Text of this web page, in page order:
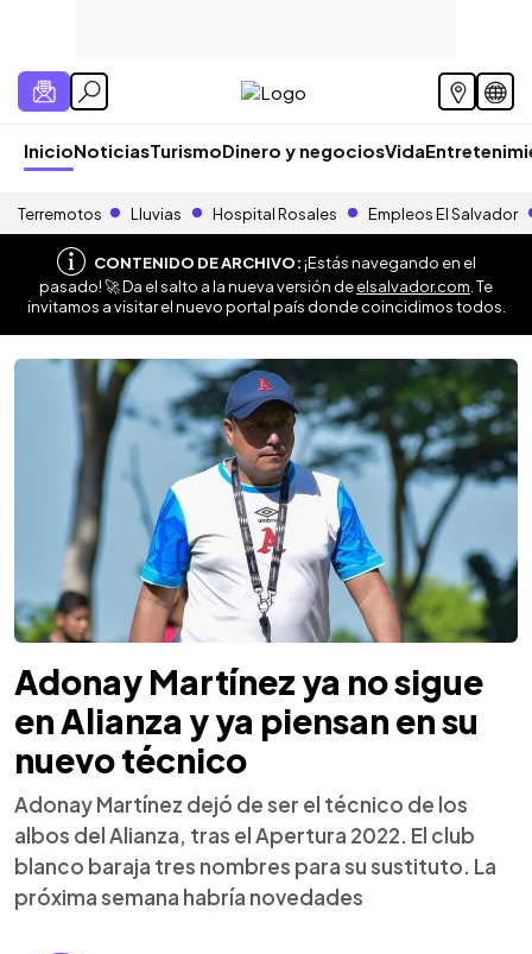
InicioNoticiasTurismoDinero y negociosVida
Terremotos Lluvias Hospital Rosales Empleos El Salvador
CONTENIDO DE ARCHIVO:¡Estás navegando en el
pasado! 🚀 Da el salto a la nueva versión deelsalvador.com . Te
invitamos a visitar el nuevo portal país donde coincidimos todos.
Adonay Martínez ya no sigue
en Alianza y ya piensan en su
nuevo técnico
Adonay Martínez dejó de ser el técnico de los
albos del Alianza, tras el Apertura 2022. El club
blanco baraja tres nombres para su sustituto. La
próxima semana habría novedades